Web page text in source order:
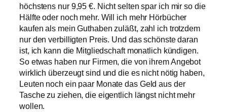
höchstens nur 9,95 €. Nicht selten spar ich mir so die
Hälfte oder noch mehr. Will ich mehr Hörbücher
kaufen als mein Guthaben zuläßt, zahl ich trotzdem
nur den verbilligten Preis. Und das schönste daran
ist, ich kann die Mitgliedschaft monatlich kündigen.
So etwas haben nur Firmen, die von ihrem Angebot
wirklich überzeugt sind und die es nicht nötig haben,
Leuten noch ein paar Monate das Geld aus der
Tasche zu ziehen, die eigentlich längst nicht mehr
wollen.